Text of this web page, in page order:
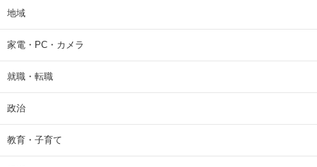
地域
家電・PC・カメラ
就職・転職
政治
教育・子育て